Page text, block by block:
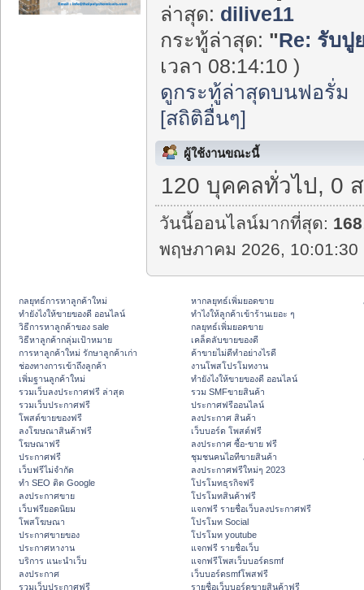
ล่าสุด: dilive11
กระทู้ล่าสุด: "Re: รับปู
เวลา 08:14:10 )
ดูกระทู้ล่าสุดบนฟอรั่ม
[สถิติอื่นๆ]
ผู้ใช้งานขณะนี้
120 บุคคลทั่วไป, 0
วันนี้ออนไลน์มากที่สุด: 168
พฤษภาคม 2026, 10:01:30
กลยุทธ์การหาลูกค้าใหม่
ทํายังไงให้ขายของดี ออนไลน์
วิธีการหาลูกค้าของ sale
วิธีหาลูกค้ากลุ่มเป้าหมาย
การหาลูกค้าใหม่ รักษาลูกค้าเก่า
ช่องทางการเข้าถึงลูกค้า
เพิ่มฐานลูกค้าใหม่
รวมเว็บลงประกาศฟรี ล่าสุด
รวมเว็บประกาศฟรี
โพสต์ขายของฟรี
ลงโฆษณาสินค้าฟรี
โฆษณาฟรี
ประกาศฟรี
เว็บฟรีไม่จำกัด
ทำ SEO ติด Google
ลงประกาศขาย
เว็บฟรียอดนิยม
โพสโฆษณา
ประกาศขายของ
ประกาศหางาน
บริการ แนะนำเว็บ
ลงประกาศ
รวมเว็บประกาศฟรี
หากลยุทธ์เพิ่มยอดขาย
ทําไงให้ลูกค้าเข้าร้านเยอะ ๆ
กลยุทธ์เพิ่มยอดขาย
เคล็ดลับขายของดี
ค้าขายไม่ดีทำอย่างไรดี
งานโพสโปรโมทงาน
ทํายังไงให้ขายของดี ออนไลน์
รวม SMFขายสินค้า
ประกาศฟรีออนไลน์
ลงประกาศ สินค้า
เว็บบอร์ด โพสต์ฟรี
ลงประกาศ ซื้อ-ขาย ฟรี
ชุมชนคนไอทีขายสินค้า
ลงประกาศฟรีใหม่ๆ 2023
โปรโมทธุรกิจฟรี
โปรโมทสินค้าฟรี
แจกฟรี รายชื่อเว็บลงประกาศฟรี
โปรโมท Social
โปรโมท youtube
แจกฟรี รายชื่อเว็บ
แจกฟรีโพสเว็บบอร์ดsmf
เว็บบอร์ดsmfโพสฟรี
รายชื่อเว็บบอร์ดขายสินค้าฟรี